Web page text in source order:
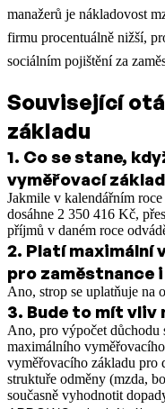
manažerů je nákladovost
firmu procentuálně nižší,
sociálním pojištění za
Související
základu
1. Co se stane,
vyměřovací
Jakmile v kalendářním
dosáhne 2 350 416 Kč,
příjmů v daném roce
2. Platí maximální
pro zaměstnance
Ano, strop se uplatňuje na
3. Bude to mít vliv
Ano, pro výpočet důchodu
maximálního
vyměřovacího základu pro
struktuře odměny (mzda,
současně vyhodnotit